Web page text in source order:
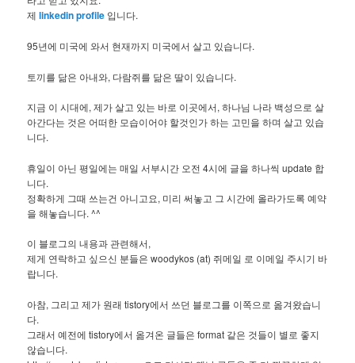
제linkedin profile 입니다.
95년에 미국에 와서 현재까지 미국에서 살고 있습니다.
토끼를 닮은 아내와, 다람쥐를 닮은 딸이 있습니다.
지금 이 시대에, 제가 살고 있는 바로 이곳에서, 하나님 나라 백성으로 살
아간다는 것은 어떠한 모습이어야 할것인가 하는 고민을 하며 살고 있습
니다.
휴일이 아닌 평일에는 매일 서부시간 오전 4시에 글을 하나씩 update 합
니다.
정확하게 그때 쓰는건 아니고요, 미리 써놓고 그 시간에 올라가도록 예약
을 해놓습니다. ^^
이 블로그의 내용과 관련해서,
제게 연락하고 싶으신 분들은 woodykos (at) 쥐메일 로 이메일 주시기 바
랍니다.
아참, 그리고 제가 원래 tistory에서 쓰던 블로그를 이쪽으로 옮겨왔습니
다.
그래서 예전에 tistory에서 옮겨온 글들은 format 같은 것들이 별로 좋지
않습니다.